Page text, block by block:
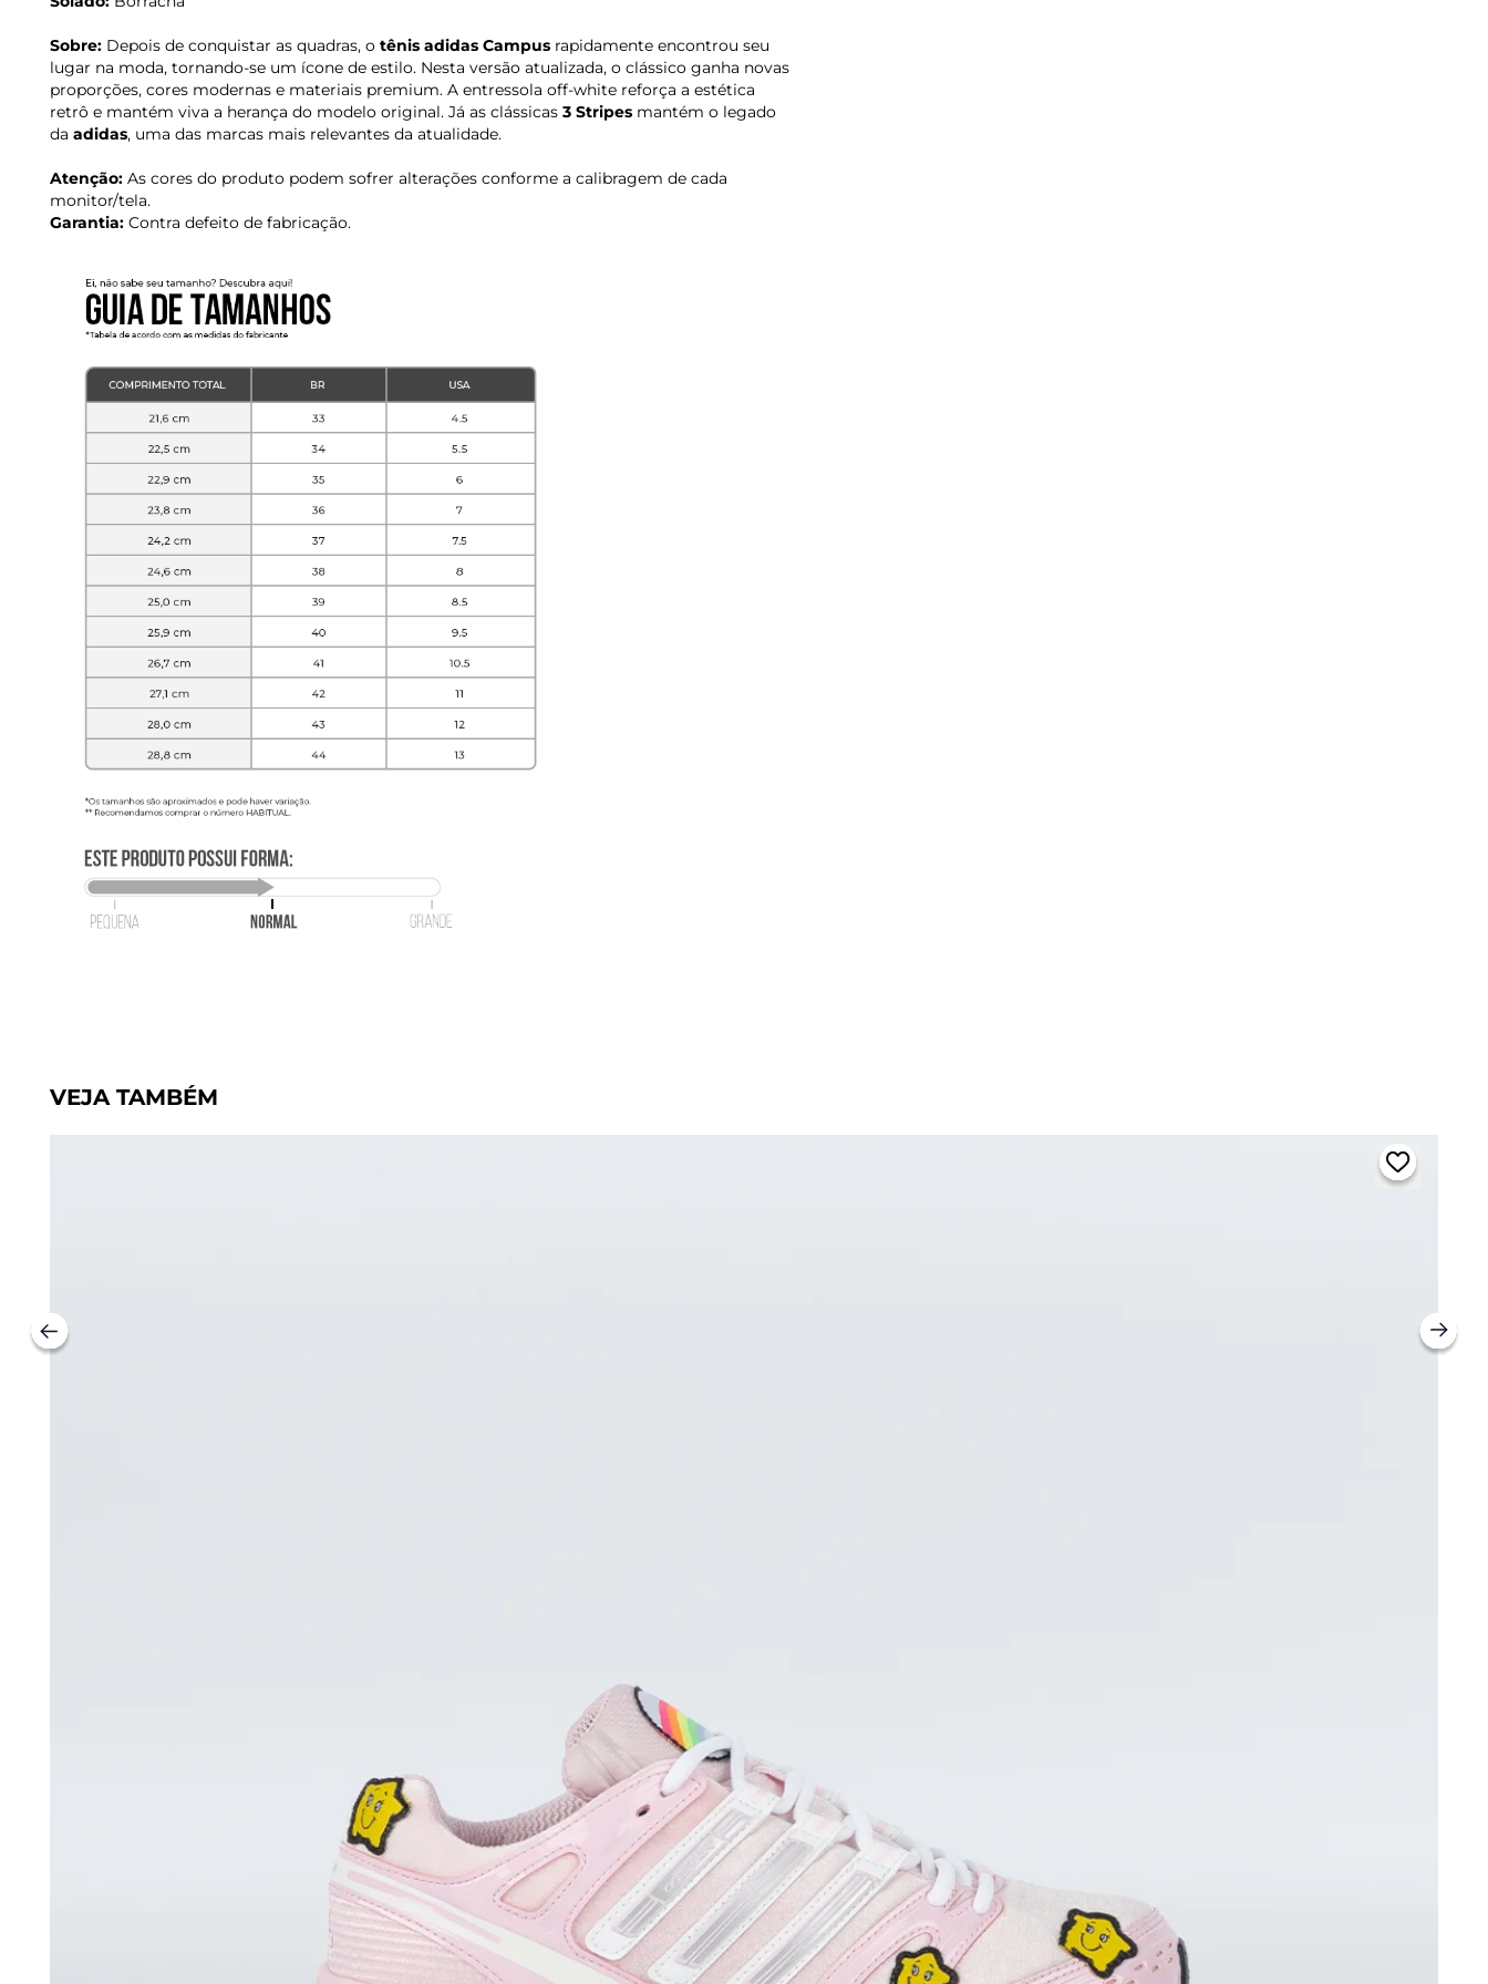
Sobre: Depois de conquistar as quadras, o tênis adidas Campus rapidamente encontrou seu
lugar na moda, tornando-se um ícone de estilo. Nesta versão atualizada, o clássico ganha novas
proporções, cores modernas e materiais premium. A entressola off-white reforça a estética
retrô e mantém viva a herança do modelo original. Já as clássicas 3 Stripes mantém o legado
da adidas, uma das marcas mais relevantes da atualidade.
Atenção: As cores do produto podem sofrer alterações conforme a calibragem de cada
monitor/tela.
Garantia: Contra defeito de fabricação.
VEJA TAMBÉM